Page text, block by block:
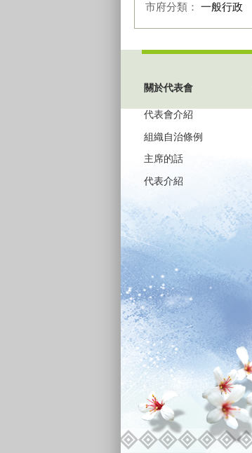
市府分類： 一般行政
關於代表會
代表會介紹
組織自治條例
主席的話
代表介紹